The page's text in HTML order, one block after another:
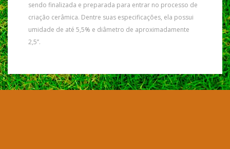
sendo finalizada e preparada para entrar no processo de
criação cerâmica. Dentre suas especificações, ela possui
umidade de até 5,5% e diâmetro de aproximadamente
2,5’’.